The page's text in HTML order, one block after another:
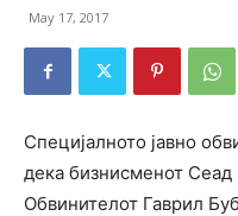
May 17, 2017
Специјалното јавно
дека бизнисменот
Обвинителот Гаврил